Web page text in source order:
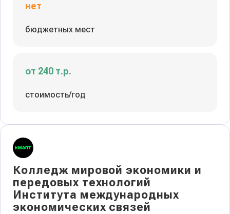
нет
бюджетных мест
от 240 т.р.
стоимость/год
Колледж мировой экономики и
передовых технологий
Института международных
экономических связей